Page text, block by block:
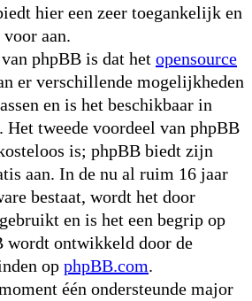
hier een zeer toegankelijk en
aan.
phpBB is dat het opensource
er verschillende mogelijkheden
en is het beschikbaar in
tweede voordeel van phpBB
is; phpBB biedt zijn
aan. In de nu al ruim 16 jaar
bestaat, wordt het door
en is het een begrip op
wordt ontwikkeld door de
op phpBB.com.
één ondersteunde major